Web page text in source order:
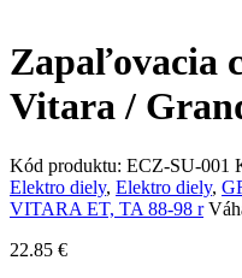
Zapaľovacia
Vitara /
Kód produktu: ECZ-SU-001
Elektro diely, Elektro diely,
VITARA ET, TA 88-98 r
22.85 €